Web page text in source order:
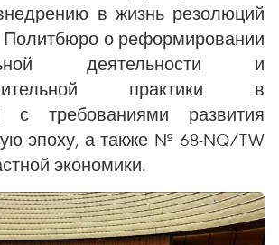
в жизнь резолюций
о реформировании
деятельности и
практики в
с требованиями развития
эпоху, а также № 68-NQ/TW
экономики.